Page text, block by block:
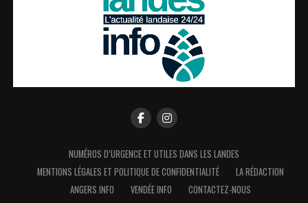
NUMÉROS D’URGENCE ET UTILES DANS LES LANDES
MENTIONS LÉGALES ET POLITIQUE DE CONFIDENTIALITÉ
LA RÉDACTION
ANGERS INFO
VENDÉE INFO CONTACTEZ-NOUS